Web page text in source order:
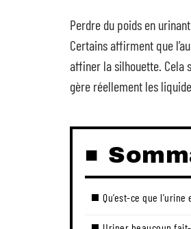
Perdre du poids en
Certains affirment que
affiner la silhouette. Cela
gère réellement les
Qu’est-ce que